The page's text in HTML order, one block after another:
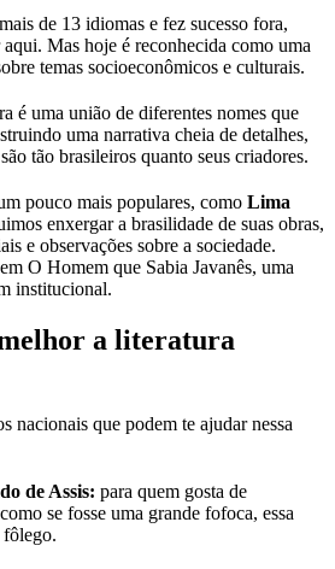
de 13 idiomas e fez sucesso fora,
aqui. Mas hoje é reconhecida como uma
temas socioeconômicos e culturais.
é uma união de diferentes nomes que
uma narrativa cheia de detalhes,
tão brasileiros quanto seus criadores.
pouco mais populares, como Lima
enxergar a brasilidade de suas obras,
e observações sobre a sociedade.
O Homem que Sabia Javanês, uma
institucional.
a literatura
nacionais que podem te ajudar nessa
de Assis: para quem gosta de
se fosse uma grande fofoca, essa
fôlego.